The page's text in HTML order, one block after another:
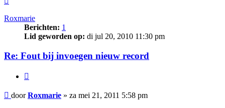
Roxmarie
Berichten: 1
Lid geworden op: di jul 20, 2010 11:30 pm
Re: Fout bij invoegen nieuw record
Bericht
doorRoxmarie » za mei 21, 2011 5:58 pm